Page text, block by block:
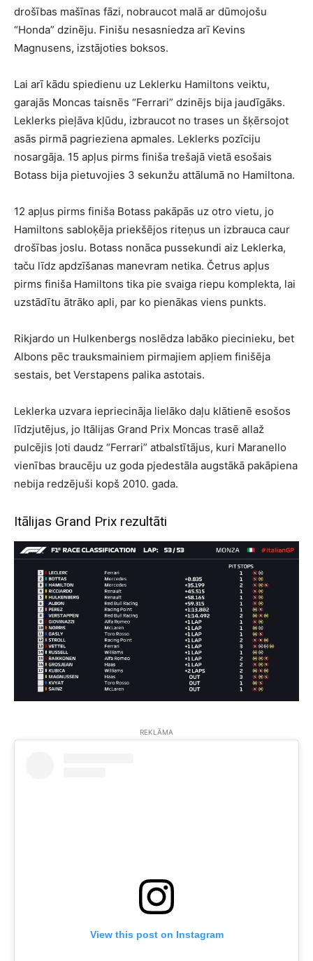
drošības mašīnas fāzi, nobraucot malā ar dūmojošu
“Honda” dzinēju. Finišu nesasniedza arī Kevins
Magnusens, izstājoties boksos.
Lai arī kādu spiedienu uz Leklerku Hamiltons veiktu,
garajās Moncas taisnēs “Ferrari” dzinējs bija jaudīgāks.
Leklerks pieļāva kļūdu, izbraucot no trases un šķērsojot
asās pirmā pagrieziena apmales. Leklerks pozīciju
nosargāja. 15 apļus pirms finiša trešajā vietā esošais
Botass bija pietuvojies 3 sekunžu attālumā no Hamiltona.
12 apļus pirms finiša Botass pakāpās uz otro vietu, jo
Hamiltons sabloķēja priekšējos riteņus un izbrauca caur
drošības joslu. Botass nonāca pussekundi aiz Leklerka,
taču līdz apdzīšanas manevram netika. Četrus apļus
pirms finiša Hamiltons tika pie svaiga riepu komplekta, lai
uzstādītu ātrāko apli, par ko pienākas viens punkts.
Rikjardo un Hulkenbergs noslēdza labāko piecinieku, bet
Albons pēc trauksmainiem pirmajiem apļiem finišēja
sestais, bet Verstapens palika astotais.
Leklerka uzvara iepriecināja lielāko daļu klātienē esošos
līdzjutējus, jo Itālijas Grand Prix Moncas trasē allaž
pulcējis ļoti daudz “Ferrari” atbalstītājus, kuri Maranello
vienības braucēju uz goda pjedestāla augstākā pakāpiena
nebija redzējuši kopš 2010. gada.
Itālijas Grand Prix rezultāti
REKLĀMA
View this post on Instagram